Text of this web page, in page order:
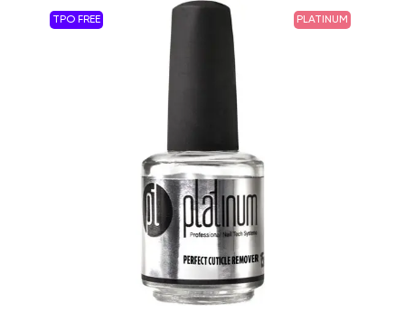
TPO FREE PLATINUM